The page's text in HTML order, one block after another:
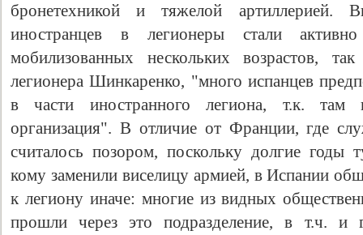
бронетехникой и тяжелой артиллерией.
иностранцев в легионеры стали
мобилизованных нескольких возрастов,
легионера Шинкаренко, "много испанцев
в части иностранного легиона, т.к. там
организация". В отличие от Франции, где
считалось позором, поскольку долгие годы
кому заменили виселицу армией, в Испании
к легиону иначе: многие из видных
прошли через это подразделение, в т.ч. и